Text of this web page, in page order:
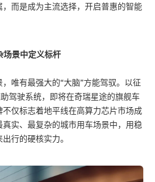
而是成为主流选择，开启普惠的智能
场景中定义标杆
唯有最强大的“大脑”方能驾驭。以征
驾驶系统，即将在奇瑞星途的旗舰车
仅标志着地平线在高算力芯片市场成
实、最复杂的城市用车场景中，用稳
行的硬核实力。